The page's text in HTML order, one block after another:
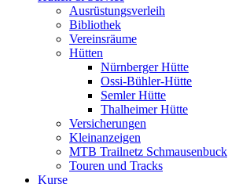
Ausrüstungsverleih
Bibliothek
Vereinsräume
Hütten
Nürnberger Hütte
Ossi-Bühler-Hütte
Semler Hütte
Thalheimer Hütte
Versicherungen
Kleinanzeigen
MTB Trailnetz Schmausenbuck
Touren und Tracks
Kurse